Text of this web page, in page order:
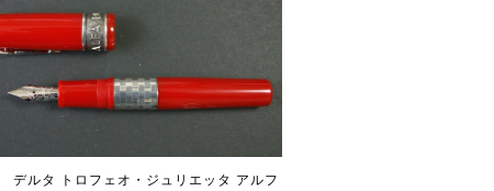
ルタ トロフェオ・ジュリエッタ アルフ